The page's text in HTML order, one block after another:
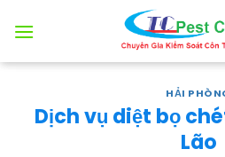
HẢI
Dịch vụ diệt bọ
Lão